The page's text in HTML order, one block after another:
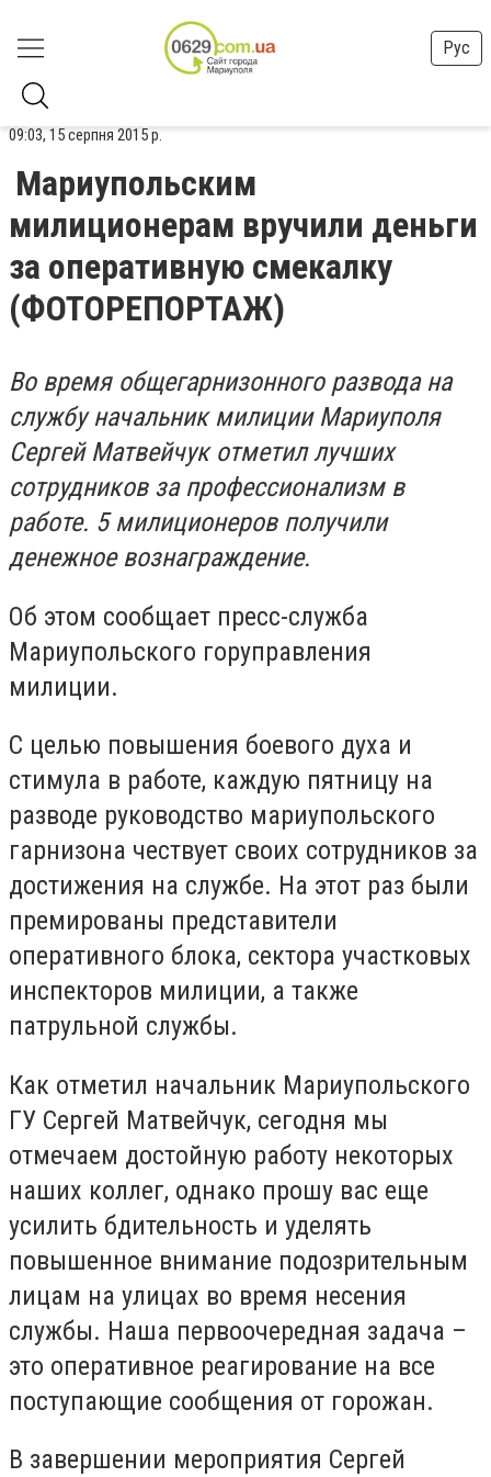
Рус
09:03, 15 серпня 2015 р.
Мариупольским
милиционерам вручили деньги
за оперативную смекалку
(ФОТОРЕПОРТАЖ)
Во время общегарнизонного развода на
службу начальник милиции Мариуполя
Сергей Матвейчук отметил лучших
сотрудников за профессионализм в
работе. 5 милиционеров получили
денежное вознаграждение.
Об этом сообщает пресс-служба
Мариупольского горуправления
милиции.
С целью повышения боевого духа и
стимула в работе, каждую пятницу на
разводе руководство мариупольского
гарнизона чествует своих сотрудников за
достижения на службе. На этот раз были
премированы представители
оперативного блока, сектора участковых
инспекторов милиции, а также
патрульной службы.
Как отметил начальник Мариупольского
ГУ Сергей Матвейчук, сегодня мы
отмечаем достойную работу некоторых
наших коллег, однако прошу вас еще
усилить бдительность и уделять
повышенное внимание подозрительным
лицам на улицах во время несения
службы. Наша первоочередная задача –
это оперативное реагирование на все
поступающие сообщения от горожан.
В завершении мероприятия Сергей